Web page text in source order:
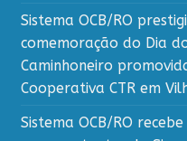
Sistema OCB/RO
comemoração do Dia
Caminhoneiro
Cooperativa CTR em
Sistema OCB/RO recebe